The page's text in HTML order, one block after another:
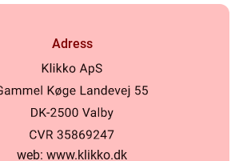
Adress
web: www.klikko.dk